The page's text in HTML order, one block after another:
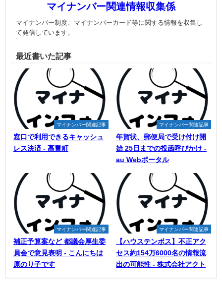
マイナンバー関連情報収集係
マイナンバー制度、マイナンバーカード等に関する情報を収集し
て発信しています。
最近書いた記事
マイナンバー関連記事
窓口で利用できるキャッシュ
レス決済 - 高畠町
マイナンバー関連記事
年賀状、郵便局で受け付け開
始 25日までの投函呼びかけ -
au Webポータル
マイナンバー関連記事
補正予算案など 都議会厚生委
員会で意見表明 - こんにちは
原のり子です
マイナンバー関連記事
【ハウステンボス】不正アク
セス約154万6000名の情報流
出の可能性 - 株式会社アクト